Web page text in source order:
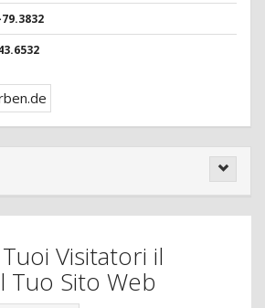
Visitatori il
Tuo Sito Web